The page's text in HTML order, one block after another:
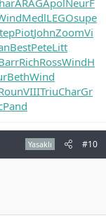
MedlLEGOsupe
PiotJohnZoomVi
BestPeteLitt
RichRossWindH
BethWind
VIIITriuCharGr
Pand
Yasaklı #10